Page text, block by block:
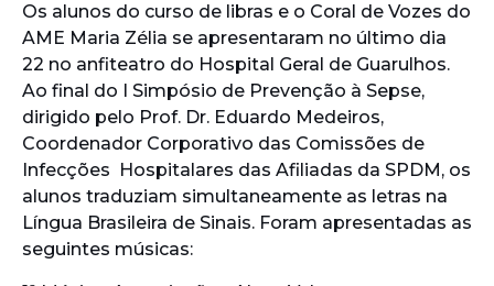
Os alunos do curso de libras e o Coral de Vozes do
AME Maria Zélia se apresentaram no último dia
22 no anfiteatro do Hospital Geral de Guarulhos.
Ao final do I Simpósio de Prevenção à Sepse,
dirigido pelo Prof. Dr. Eduardo Medeiros,
Coordenador Corporativo das Comissões de
Infecções Hospitalares das Afiliadas da SPDM, os
alunos traduziam simultaneamente as letras na
Língua Brasileira de Sinais. Foram apresentadas as
seguintes músicas: